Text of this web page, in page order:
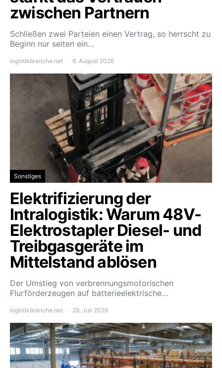
zwischen Partnern
Schließen zwei Parteien einen Vertrag, so herrscht zu
Beginn nur selten ein…
logistikbranche.net 6. August 2026
Sonstiges
Elektrifizierung der
Intralogistik: Warum 48V-
Elektrostapler Diesel- und
Treibgasgeräte im
Mittelstand ablösen
Der Umstieg von verbrennungsmotorischen
Flurförderzeugen auf batterieelektrische…
logistikbranche.net 28. Juli 2026